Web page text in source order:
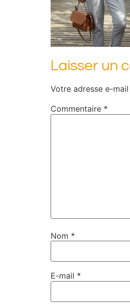
Laisser un
Votre adresse e-
Commentaire *
Nom *
E-mail *